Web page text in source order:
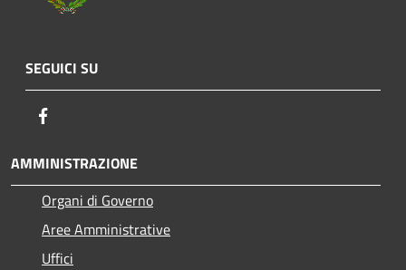
SEGUICI SU
AMMINISTRAZIONE
Organi di Governo
Aree Amministrative
Uffici